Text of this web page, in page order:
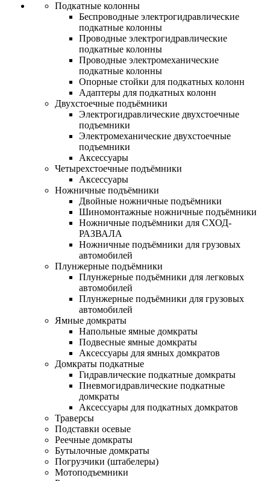
Подкатные колонны
Беспроводные электрогидравлические
подкатные колонны
Проводные электрогидравлические
подкатные колонны
Проводные электромеханические
подкатные колонны
Опорные стойки для подкатных колонн
Адаптеры для подкатных колонн
Двухстоечные подъёмники
Электрогидравлические двухстоечные
подъемники
Электромеханические двухстоечные
подъемники
Аксессуары
Четырехстоечные подъёмники
Аксессуары
Ножничные подъёмники
Двойные ножничные подъёмники
Шиномонтажные ножничные подъёмники
Ножничные подъёмники для СХОД-
РАЗВАЛА
Ножничные подъёмники для грузовых
автомобилей
Плунжерные подъёмники
Плунжерные подъёмники для легковых
автомобилей
Плунжерные подъёмники для грузовых
автомобилей
Ямные домкраты
Напольные ямные домкраты
Подвесные ямные домкраты
Аксессуары для ямных домкратов
Домкраты подкатные
Гидравлические подкатные домкраты
Пневмогидравлические подкатные
домкраты
Аксессуары для подкатных домкратов
Траверсы
Подставки осевые
Реечные домкраты
Бутылочные домкраты
Погрузчики (штабелеры)
Мотоподъемники